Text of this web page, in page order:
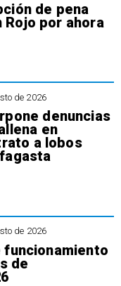
de pena
Rojo por ahora
de 2026
denuncias
en
a lobos
de 2026
funcionamiento
de